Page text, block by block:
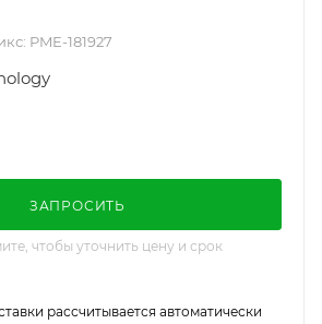
PME-181927
ЗАПРОСИТЬ
чтобы уточнить цену и срок
рассчитывается автоматически